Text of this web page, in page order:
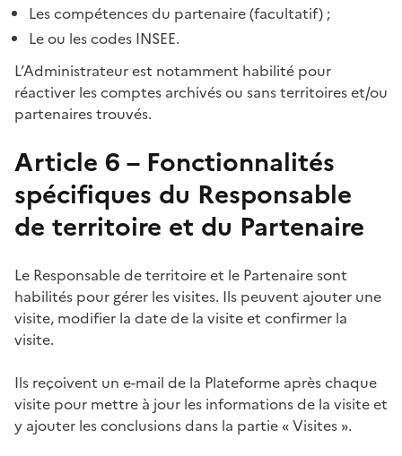
Les compétences du partenaire (facultatif) ;
Le ou les codes INSEE.
L’Administrateur est notamment habilité pour
réactiver les comptes archivés ou sans territoires et/ou
partenaires trouvés.
Article 6 – Fonctionnalités
spécifiques du Responsable
de territoire et du Partenaire
Le Responsable de territoire et le Partenaire sont
habilités pour gérer les visites. Ils peuvent ajouter une
visite, modifier la date de la visite et confirmer la
visite.
Ils reçoivent un e-mail de la Plateforme après chaque
visite pour mettre à jour les informations de la visite et
y ajouter les conclusions dans la partie « Visites ».